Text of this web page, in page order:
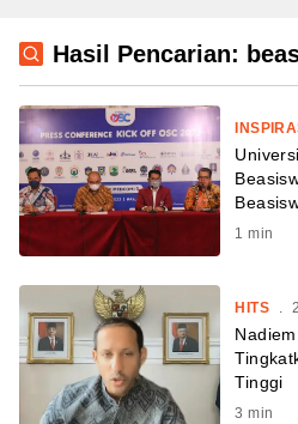
Hasil Pencarian:
1 min
HITS .
Tinggi
3 min